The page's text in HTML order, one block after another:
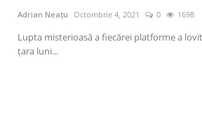
Adrian Neațu Octombrie 4, 2021 0 1698
Lupta misterioasă a fiecărei platforme a
țara luni...